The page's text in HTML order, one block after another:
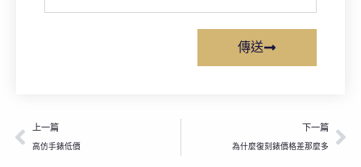
傳送
上一頁
上一篇
高仿手錶低價
下一篇
為什麼復刻錶價格差那麼多
下